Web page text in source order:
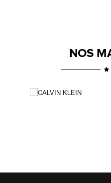
NOS